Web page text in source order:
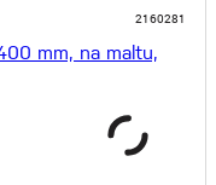
2160281
mm, na maltu,